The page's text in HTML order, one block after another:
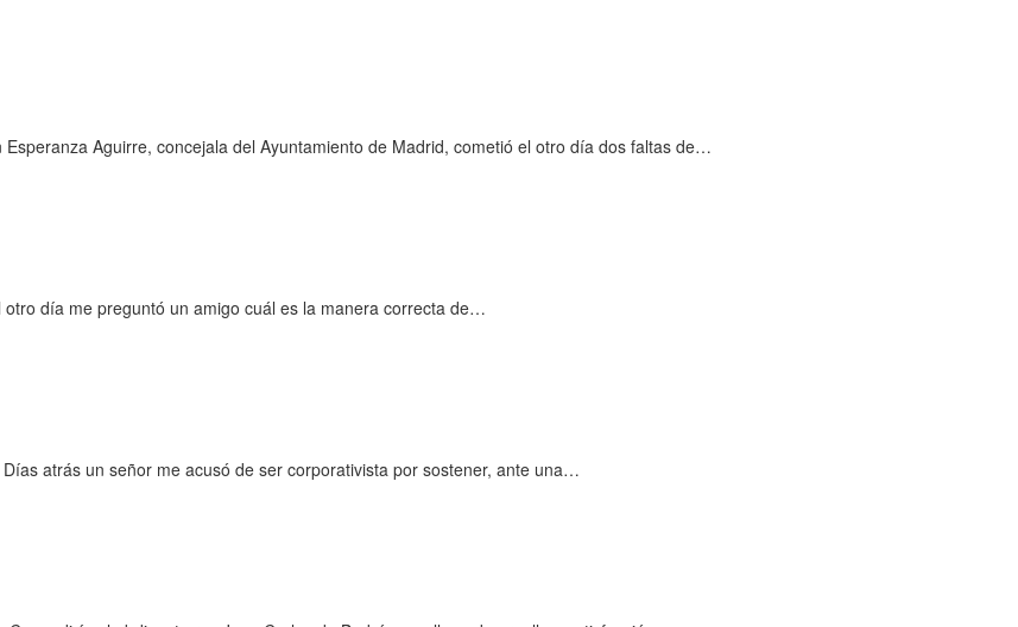
Aguirre, concejala del Ayuntamiento de Madrid, cometió el otro día dos faltas de…
día me preguntó un amigo cuál es la manera correcta de…
atrás un señor me acusó de ser corporativista por sostener, ante una…